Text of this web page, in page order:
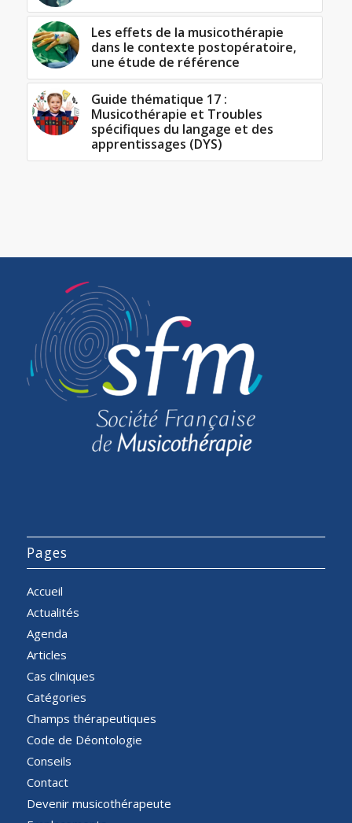
Les effets de la musicothérapie
dans le contexte postopératoire,
une étude de référence
Guide thématique 17 :
Musicothérapie et Troubles
spécifiques du langage et des
apprentissages (DYS)
Pages
Accueil
Actualités
Agenda
Articles
Cas cliniques
Catégories
Champs thérapeutiques
Code de Déontologie
Conseils
Contact
Devenir musicothérapeute